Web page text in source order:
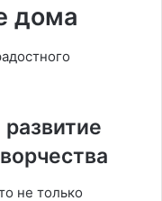
дома
не только